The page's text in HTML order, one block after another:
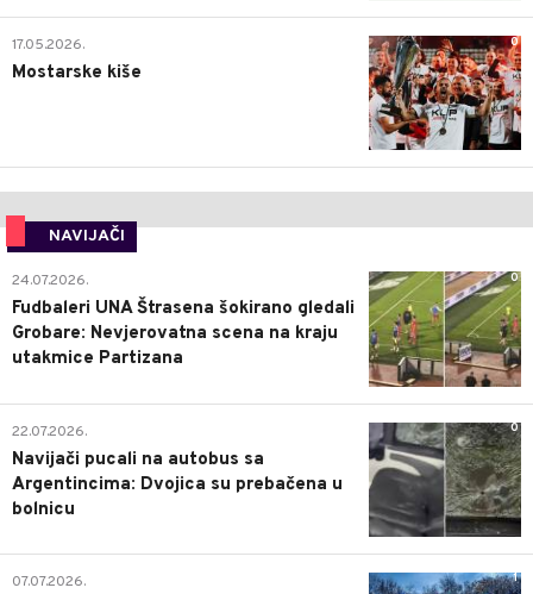
0
17.05.2026.
Mostarske kiše
NAVIJAČI
0
24.07.2026.
Fudbaleri UNA Štrasena šokirano gledali
Grobare: Nevjerovatna scena na kraju
utakmice Partizana
0
22.07.2026.
Navijači pucali na autobus sa
Argentincima: Dvojica su prebačena u
bolnicu
1
07.07.2026.